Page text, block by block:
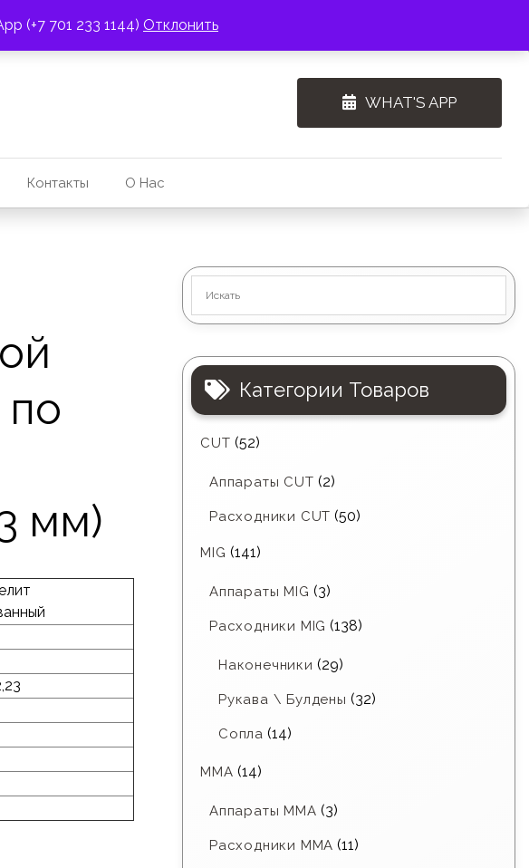
(+7 701 233 1144) Отклонить
3275131@mail.ru
WHAT'S APP
Контакты О Нас
мм)
Категории Товаров
CUT (52)
Аппараты CUT (2)
Расходники CUT (50)
MIG (141)
Аппараты MIG (3)
Расходники MIG (138)
Наконечники (29)
Рукава \ Булдены (32)
Сопла (14)
MMA (14)
Аппараты MMA (3)
Расходники ММА (11)